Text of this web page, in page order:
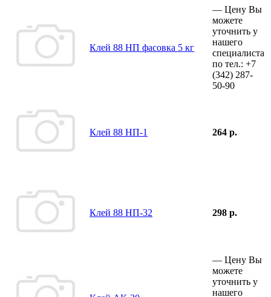
Клей 88 НП фасовка 5 кг
— Цену Вы
можете
уточнить у
нашего
специалиста
по тел.: +7
(342) 287-
50-90
Клей 88 НП-1 264 р.
Клей 88 НП-32 298 р.
— Цену Вы
можете
уточнить у
нашего